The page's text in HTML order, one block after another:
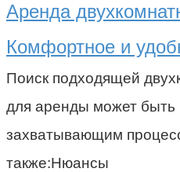
Аренда
Комфортное и
Поиск подходящей
для аренды может
захватывающим
также:Нюансы